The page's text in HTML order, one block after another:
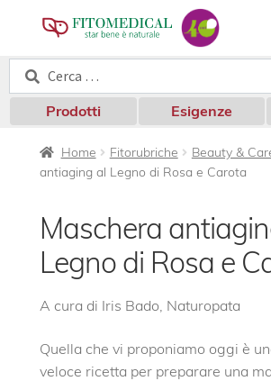
Cerca:
Cerca
Prodotti Esigenze
Home Fitorubriche Beauty &
antiaging al Legno di Rosa e Carota
Maschera
Legno di Rosa e
A cura di Iris Bado, Naturopata
Quella che vi proponiamo oggi è
veloce ricetta per preparare una